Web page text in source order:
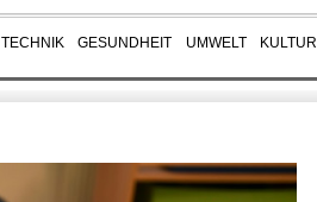
TECHNIK GESUNDHEIT UMWELT KULTUR